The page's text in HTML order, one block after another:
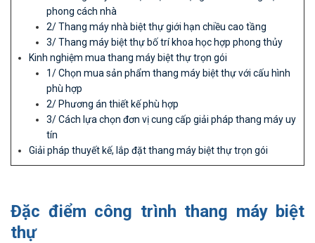
phong cách nhà
2/ Thang máy nhà biệt thự giới hạn chiều cao tầng
3/ Thang máy biệt thự bố trí khoa học hợp phong thủy
Kinh nghiệm mua thang máy biệt thự trọn gói
1/ Chọn mua sản phẩm thang máy biệt thự với cấu hình
phù hợp
2/ Phương án thiết kế phù hợp
3/ Cách lựa chọn đơn vị cung cấp giải pháp thang máy uy
tín
Giải pháp thuyết kế, lắp đặt thang máy biệt thự trọn gói
Đặc điểm công trình thang máy biệt
thự